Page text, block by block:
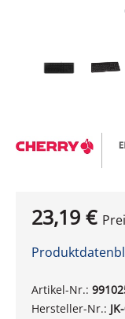
23,19 €
Artikel-Nr.:
Hersteller-Nr.: